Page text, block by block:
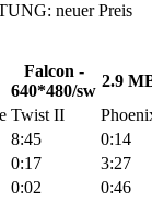
neuer Preis
Falcon -
640*480/sw
2.9
Twist II
8:45
0:14
0:17
3:27
0:02
0:46